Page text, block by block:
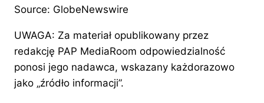
Source: GlobeNewswire
UWAGA: Za materiał opublikowany przez
redakcję PAP MediaRoom odpowiedzialność
ponosi jego nadawca, wskazany każdorazowo
jako „źródło informacji”.